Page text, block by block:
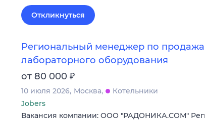
Откликнуться
Региональный менеджер по
лабораторного оборудования
от 80 000 ₽
10 июля 2026 Москва
Котельники
Jobers
Вакансия компании: ООО "РАДОНИКА.СОМ"